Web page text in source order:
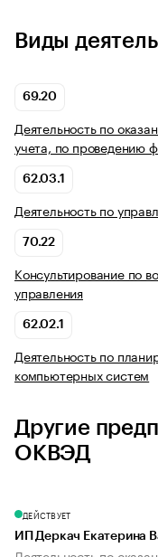
Виды
69.20
Деятельность по
учета, по проведению
62.03.1
Деятельность по
70.22
Консультирование по
управления
62.02.1
Деятельность по
компьютерных систем
Другие
ОКВЭД
ДЕЙСТВУЕТ
ИП Деркач Екатерина